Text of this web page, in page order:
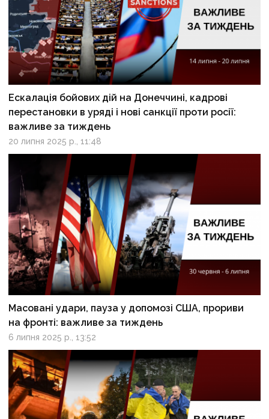
Ескалація бойових дій на Донеччині, кадрові
перестановки в уряді і нові санкції проти росії:
важливе за тиждень
20 липня 2025 р., 11:48
Масовані удари, пауза у допомозі США, прориви
на фронті: важливе за тиждень
6 липня 2025 р., 13:52